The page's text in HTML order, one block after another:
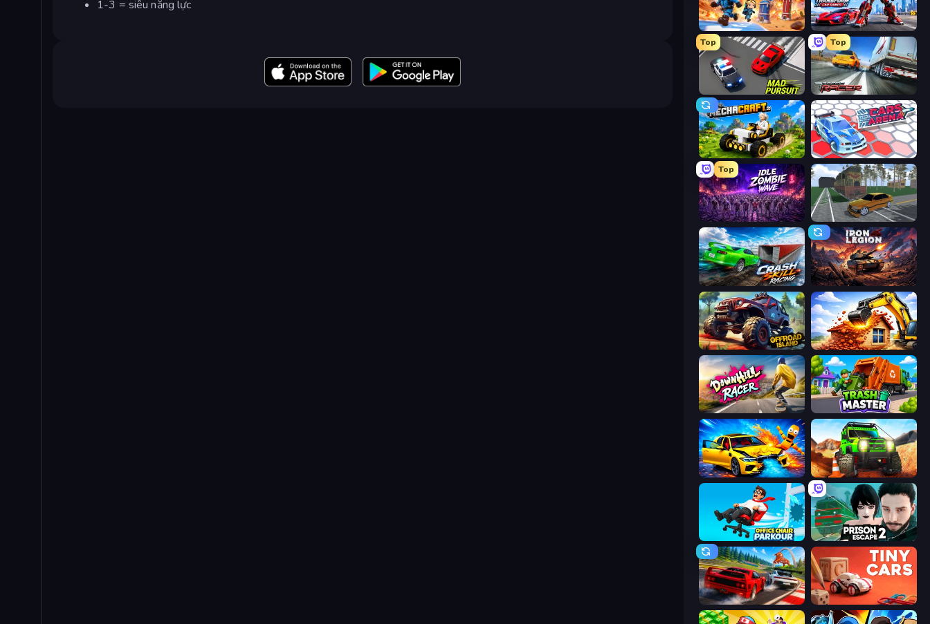
1-3 = siêu năng lực
Tower Battle Flying Robot Transform Car Games
Top
Mad Pursuit
Top
Traffic Racer
Mechacraft.io Cars Arena
Top
Idle Zombie Wave: Survivors Obby: Car Crash Sandbox
Crash Skill Racing Iron Legion
Offroad Island City Constructor
Downhill Racer Trash Master
BMG: Ragdoll Playground Offroad Life 3D
Office Chair Parkour Prison Escape 2
Racing: Online! Tiny Cars